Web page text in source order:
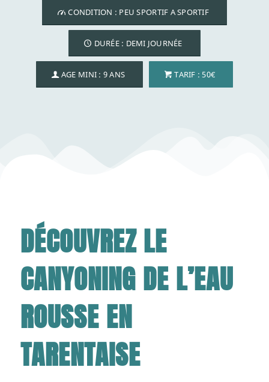
CONDITION : PEU SPORTIF A SPORTIF
DURÉE : DEMI JOURNÉE
AGE MINI : 9 ANS TARIF : 50€
DÉCOUVREZ LE
CANYONING DE L’EAU
ROUSSE EN
TARENTAISE